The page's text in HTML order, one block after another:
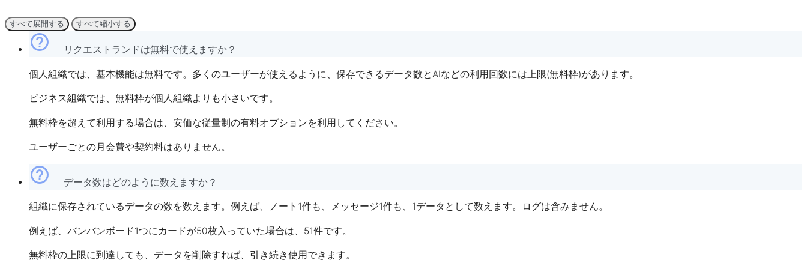
すべて展開する すべて縮小する
help_outline リクエストランドは無料で使えますか？
個人組織では、基本機能は無料です。多くのユーザーが使えるように、保存できるデータ数とAIなどの利用回数には上限(無料枠)があります。
ビジネス組織では、無料枠が個人組織よりも小さいです。
無料枠を超えて利用する場合は、安価な従量制の有料オプションを利用してください。
ユーザーごとの月会費や契約料はありません。
help_outline データ数はどのように数えますか？
組織に保存されているデータの数を数えます。例えば、ノート1件も、メッセージ1件も、1データとして数えます。ログは含みません。
例えば、バンバンボード1つにカードが50枚入っていた場合は、51件です。
無料枠の上限に到達しても、データを削除すれば、引き続き使用できます。